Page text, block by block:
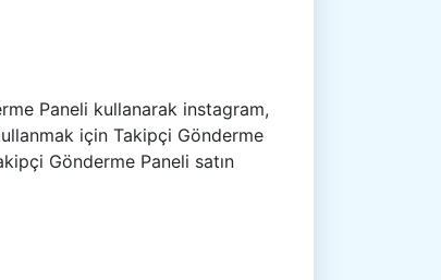
Paneli kullanarak instagram,
için Takipçi Gönderme
Gönderme Paneli satın